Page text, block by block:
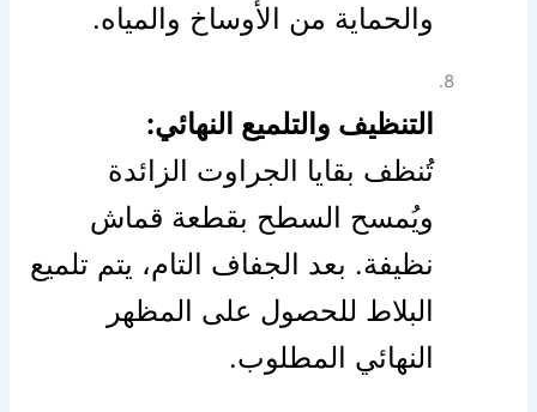
والحماية من الأوساخ والمياه.
التنظيف والتلميع النهائي:
تُنظف بقايا الجراوت الزائدة
ويُمسح السطح بقطعة قماش
نظيفة. بعد الجفاف التام، يتم تلميع
البلاط للحصول على المظهر
النهائي المطلوب.